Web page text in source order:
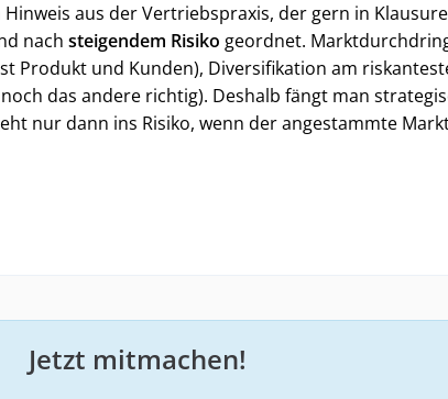
Hinweis aus der Vertriebspraxis, der gern in
nach steigendem Risiko geordnet.
Produkt und Kunden), Diversifikation am
das andere richtig). Deshalb fängt man
nur dann ins Risiko, wenn der angestammte
Jetzt mitmachen!